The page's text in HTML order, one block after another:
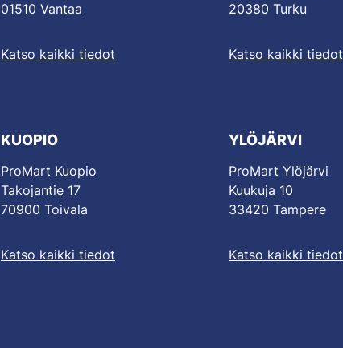
01510 Vantaa
Katso kaikki tiedot
20380 Turku
Katso kaikki tiedot
KUOPIO
ProMart Kuopio
Takojantie 17
70900 Toivala
Katso kaikki tiedot
YLÖJÄRVI
ProMart Ylöjärvi
Kuukuja 10
33420 Tampere
Katso kaikki tiedot